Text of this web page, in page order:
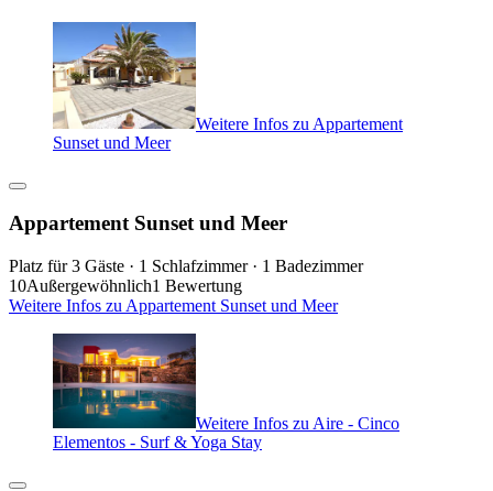
Weitere Infos zu Appartement
Sunset und Meer
Appartement Sunset und Meer
Platz für 3 Gäste · 1 Schlafzimmer · 1 Badezimmer
10Außergewöhnlich1 Bewertung
Weitere Infos zu Appartement Sunset und Meer
Weitere Infos zu Aire - Cinco
Elementos - Surf & Yoga Stay